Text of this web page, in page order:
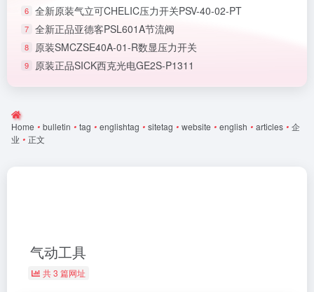
6 全新原装气立可CHELIC压力开关PSV-40-02-PT
7 全新正品亚德客PSL601A节流阀
8 原装SMCZSE40A-01-R数显压力开关
9 原装正品SICK西克光电GE2S-P1311
Home • bulletin • tag • englishtag • sitetag • website • english • articles • 企
业 • 正文
气动工具
共 3 篇网址